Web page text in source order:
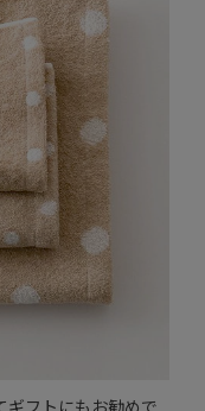
ギフトにもお勧めで